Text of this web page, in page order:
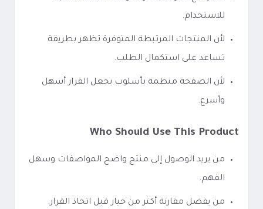
للاستخدام.
لأن المنتجات المرتبطة المتوفرة تظهر بطريقة
تساعد على استكمال الطلب.
لأن الصفحة منظمة بأسلوب يجعل القرار أسهل
وأسرع.
Who Should Use This Product
من يريد الوصول إلى منتج واضح المواصفات وسهل
الفهم.
من يفضل مقارنة أكثر من خيار قبل اتخاذ القرار.